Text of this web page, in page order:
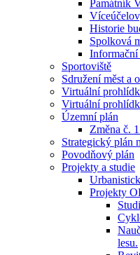
Památník
Historie
Spolková
Informační
Sportoviště
Sdružení měst a
Virtuální
Virtuální
Územní plán
Změna č.
Strategický plán
Povodňový plán
Projekty a studie
Projekty
lesu.